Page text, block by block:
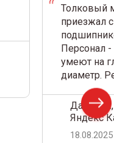
Толковый
приезжал
Персонал
умеют на
диаметр.
Дамир
Яндекс
18.08.2025